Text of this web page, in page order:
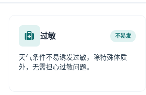
过敏 不易发
天气条件不易诱发过敏，除特殊体质
外，无需担心过敏问题。